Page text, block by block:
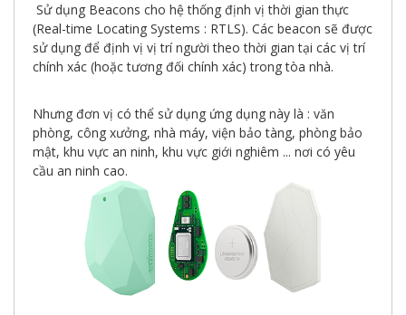
Sử dụng Beacons cho hệ thống định vị thời gian thực
(Real-time Locating Systems : RTLS). Các beacon sẽ được
sử dụng để định vị vị trí người theo thời gian tại các vị trí
chính xác (hoặc tương đối chính xác) trong tòa nhà.
Nhưng đơn vị có thể sử dụng ứng dụng này là : văn
phòng, công xưởng, nhà máy, viện bảo tàng, phòng bảo
mật, khu vực an ninh, khu vực giới nghiêm ... nơi có yêu
cầu an ninh cao.